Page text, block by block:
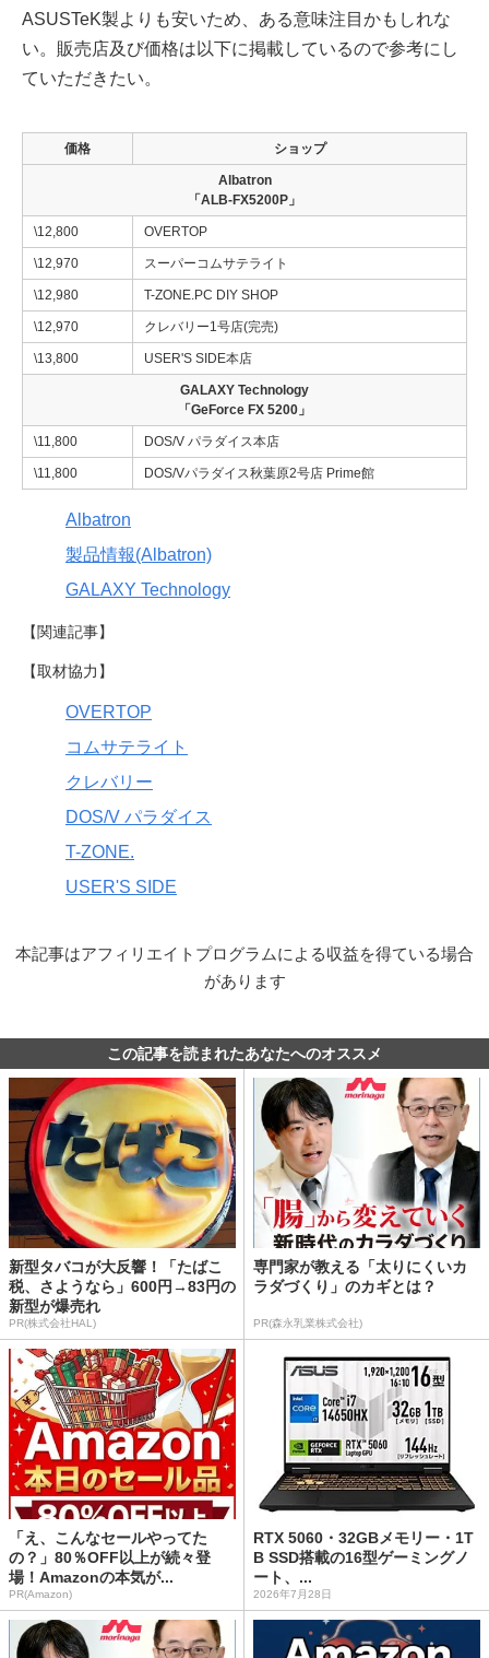
ASUSTeK製よりも安いため、ある意味注目かもしれな
い。販売店及び価格は以下に掲載しているので参考にし
ていただきたい。
価格 ショップ
Albatron
「ALB-FX5200P」
\12,800 OVERTOP
\12,970 スーパーコムサテライト
\12,980 T-ZONE.PC DIY SHOP
\12,970 クレバリー1号店(完売)
\13,800 USER'S SIDE本店
GALAXY Technology
「GeForce FX 5200」
\11,800 DOS/V パラダイス本店
\11,800 DOS/Vパラダイス秋葉原2号店 Prime館
Albatron
製品情報(Albatron)
GALAXY Technology
【関連記事】
【取材協力】
OVERTOP
コムサテライト
クレバリー
DOS/V パラダイス
T-ZONE.
USER'S SIDE
本記事はアフィリエイトプログラムによる収益を得ている場合
があります
この記事を読まれたあなたへのオススメ
新型タバコが大反響！「たばこ
税、さようなら」600円→83円の
新型が爆売れ
PR(株式会社HAL)
専門家が教える「太りにくいカ
ラダづくり」のカギとは？
PR(森永乳業株式会社)
「え、こんなセールやってた
の？」80％OFF以上が続々登
場！Amazonの本気が...
PR(Amazon)
RTX 5060・32GBメモリー・1T
B SSD搭載の16型ゲーミングノ
ート、...
2026年7月28日